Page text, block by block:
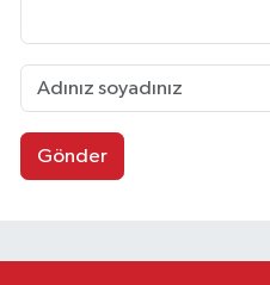
Gönder